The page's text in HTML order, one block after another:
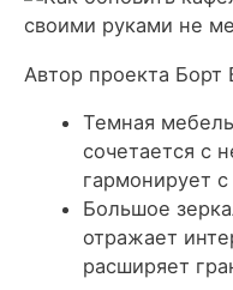
Автор проекта Борт
Темная
сочетается с
гармонирует
Большое
отражает
расширяет